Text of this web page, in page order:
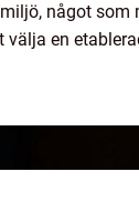
något som
en